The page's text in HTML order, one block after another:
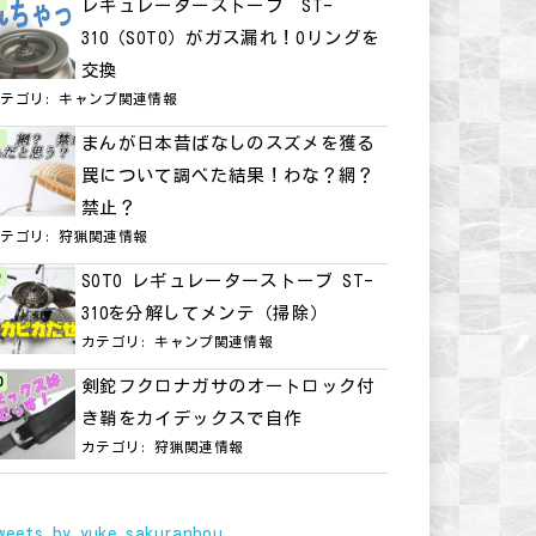
レギュレーターストーブ ST-
310（SOTO）がガス漏れ！Oリングを
交換
テゴリ:キャンプ関連情報
まんが日本昔ばなしのスズメを獲る
罠について調べた結果！わな？網？
禁止？
テゴリ:狩猟関連情報
SOTO レギュレーターストーブ ST-
310を分解してメンテ（掃除）
カテゴリ:キャンプ関連情報
剣鉈フクロナガサのオートロック付
き鞘をカイデックスで自作
カテゴリ:狩猟関連情報